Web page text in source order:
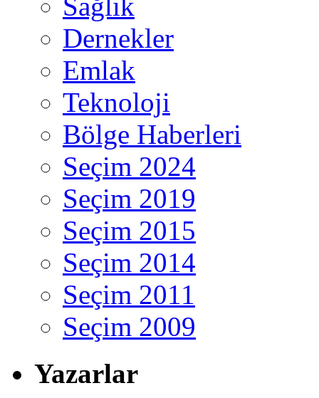
Dernekler
Emlak
Teknoloji
Bölge Haberleri
Seçim 2024
Seçim 2019
Seçim 2015
Seçim 2014
Seçim 2011
Seçim 2009
Yazarlar